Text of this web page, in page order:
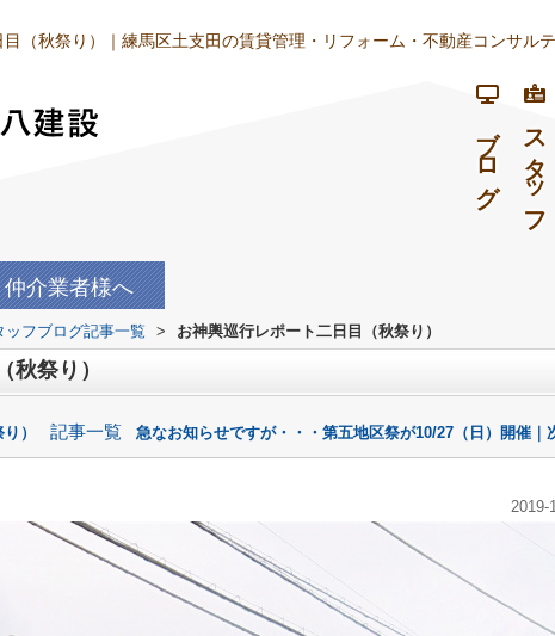
（秋祭り）｜練馬区土支田の賃貸管理・リフォーム・不動産コンサル
仲介業者様へ
スタッフ
ブログ
フブログ記事一覧 > お神輿巡行レポート二日目（秋祭り）
秋祭り）
） 記事一覧 急なお知らせですが・・・第五地区祭が10/27（日）開催
2019-